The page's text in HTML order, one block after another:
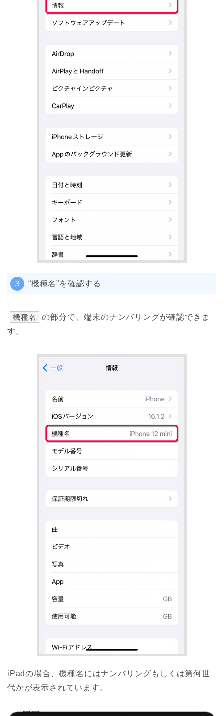
３ “機種名”を確認する
機種名
の部分で、端末のナンバリングが確認できま
す。
iPadの場合、機種名にはナンバリングもしくは第何世
代かが表示されています。